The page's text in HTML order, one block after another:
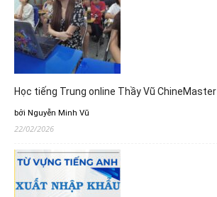
Học tiếng Trung online Thầy Vũ ChineMaster
bởi Nguyễn Minh Vũ
22/02/2026